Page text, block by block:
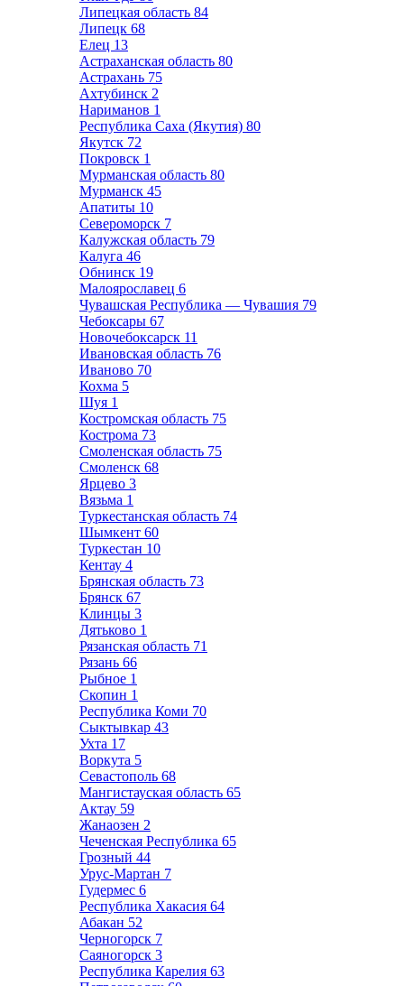
Липецкая область 84
Липецк 68
Елец 13
Астраханская область 80
Астрахань 75
Ахтубинск 2
Нариманов 1
Республика Саха (Якутия) 80
Якутск 72
Покровск 1
Мурманская область 80
Мурманск 45
Апатиты 10
Североморск 7
Калужская область 79
Калуга 46
Обнинск 19
Малоярославец 6
Чувашская Республика — Чувашия 79
Чебоксары 67
Новочебоксарск 11
Ивановская область 76
Иваново 70
Кохма 5
Шуя 1
Костромская область 75
Кострома 73
Смоленская область 75
Смоленск 68
Ярцево 3
Вязьма 1
Туркестанская область 74
Шымкент 60
Туркестан 10
Кентау 4
Брянская область 73
Брянск 67
Клинцы 3
Дятьково 1
Рязанская область 71
Рязань 66
Рыбное 1
Скопин 1
Республика Коми 70
Сыктывкар 43
Ухта 17
Воркута 5
Севастополь 68
Мангистауская область 65
Актау 59
Жанаозен 2
Чеченская Республика 65
Грозный 44
Урус-Мартан 7
Гудермес 6
Республика Хакасия 64
Абакан 52
Черногорск 7
Саяногорск 3
Республика Карелия 63